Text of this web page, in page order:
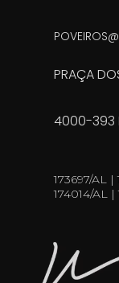
PRAÇA
4000-393
173697/AL |
174014/AL |